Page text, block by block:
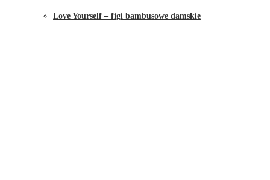
Love Yourself – figi bambusowe damskie